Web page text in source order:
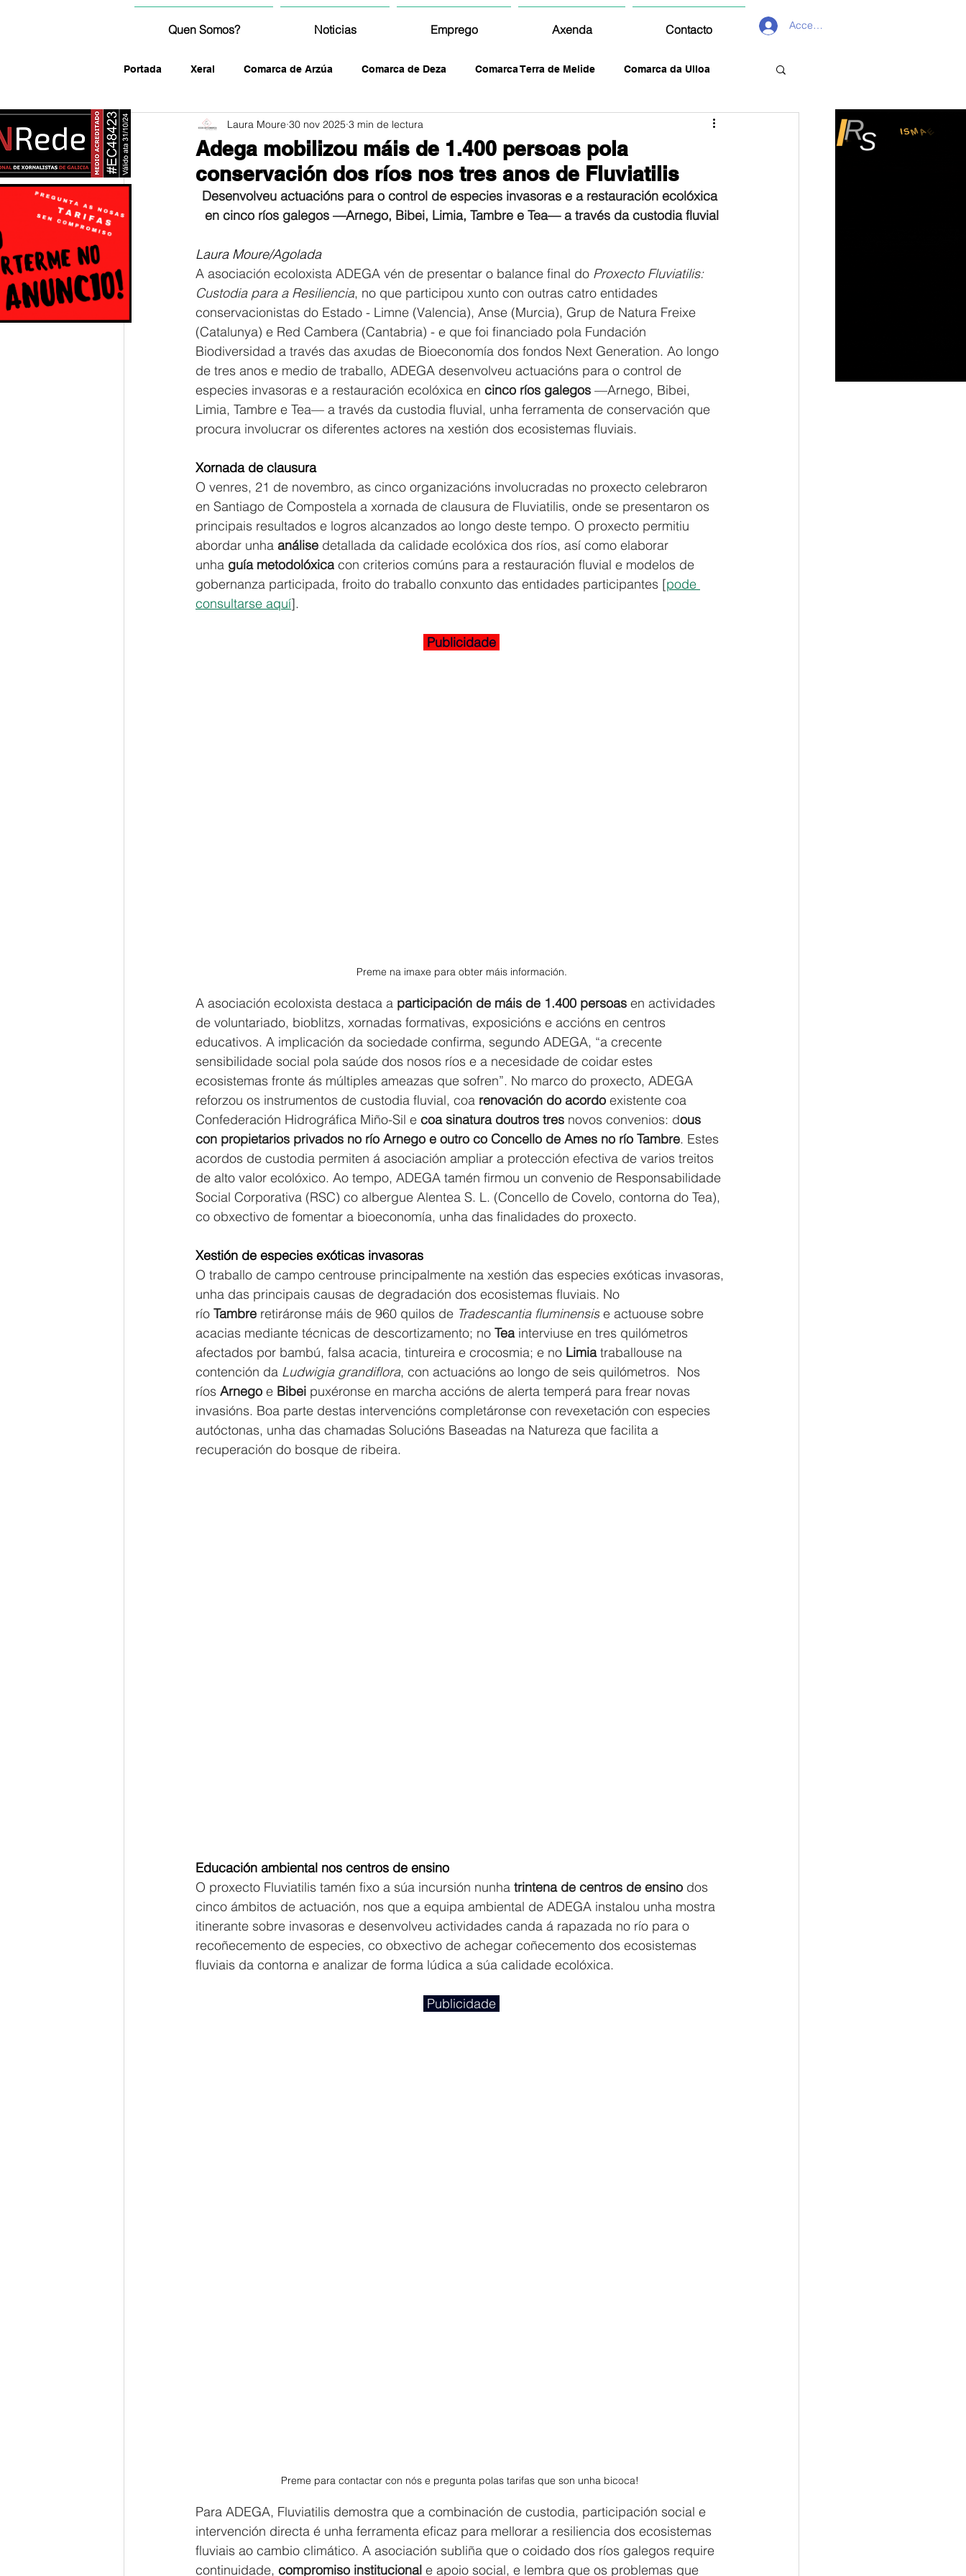
Quen Somos? Noticias Emprego Axenda Contacto Acceder
Portada Xeral Comarca de Arzúa Comarca de Deza Comarca Terra de Melide Comarca da Ulloa
fotografía
Adega mobilizou máis de 1.400 persoas pola
conservación dos ríos nos tres anos de Fluviatilis
Laura Moure 30 nov 2025 3 min de lectura
Desenvolveu actuacións para o control de especies invasoras e a restauración ecolóxica
en cinco ríos galegos —Arnego, Bibei, Limia, Tambre e Tea— a través da custodia fluvial
Laura Moure/Agolada
A asociación ecoloxista ADEGA vén de presentar o balance final do Proxecto Fluviatilis:
Custodia para a Resiliencia, no que participou xunto con outras catro entidades
conservacionistas do Estado - Limne (Valencia), Anse (Murcia), Grup de Natura Freixe
(Catalunya) e Red Cambera (Cantabria) - e que foi financiado pola Fundación
Biodiversidad a través das axudas de Bioeconomía dos fondos Next Generation. Ao longo
de tres anos e medio de traballo, ADEGA desenvolveu actuacións para o control de
especies invasoras e a restauración ecolóxica en cinco ríos galegos —Arnego, Bibei,
Limia, Tambre e Tea— a través da custodia fluvial, unha ferramenta de conservación que
procura involucrar os diferentes actores na xestión dos ecosistemas fluviais.
Xornada de clausura
O venres, 21 de novembro, as cinco organizacións involucradas no proxecto celebraron
en Santiago de Compostela a xornada de clausura de Fluviatilis, onde se presentaron os
principais resultados e logros alcanzados ao longo deste tempo. O proxecto permitiu
abordar unha análise detallada da calidade ecolóxica dos ríos, así como elaborar
unha guía metodolóxica con criterios comúns para a restauración fluvial e modelos de
gobernanza participada, froito do traballo conxunto das entidades participantes [pode
consultarse aquí].
Publicidade
Preme na imaxe para obter máis información.
A asociación ecoloxista destaca a participación de máis de 1.400 persoas en actividades
de voluntariado, bioblitzs, xornadas formativas, exposicións e accións en centros
educativos. A implicación da sociedade confirma, segundo ADEGA, “a crecente
sensibilidade social pola saúde dos nosos ríos e a necesidade de coidar estes
ecosistemas fronte ás múltiples ameazas que sofren”. No marco do proxecto, ADEGA
reforzou os instrumentos de custodia fluvial, coa renovación do acordo existente coa
Confederación Hidrográfica Miño-Sil e coa sinatura doutros tres novos convenios: dous
con propietarios privados no río Arnego e outro co Concello de Ames no río Tambre. Estes
acordos de custodia permiten á asociación ampliar a protección efectiva de varios treitos
de alto valor ecolóxico. Ao tempo, ADEGA tamén firmou un convenio de Responsabilidade
Social Corporativa (RSC) co albergue Alentea S. L. (Concello de Covelo, contorna do Tea),
co obxectivo de fomentar a bioeconomía, unha das finalidades do proxecto.
Xestión de especies exóticas invasoras
O traballo de campo centrouse principalmente na xestión das especies exóticas invasoras,
unha das principais causas de degradación dos ecosistemas fluviais. No
río Tambre retiráronse máis de 960 quilos de Tradescantia fluminensis e actuouse sobre
acacias mediante técnicas de descortizamento; no Tea interviuse en tres quilómetros
afectados por bambú, falsa acacia, tintureira e crocosmia; e no Limia traballouse na
contención da Ludwigia grandiflora, con actuacións ao longo de seis quilómetros.  Nos
ríos Arnego e Bibei puxéronse en marcha accións de alerta temperá para frear novas
invasións. Boa parte destas intervencións completáronse con revexetación con especies
autóctonas, unha das chamadas Solucións Baseadas na Natureza que facilita a
recuperación do bosque de ribeira.
Educación ambiental nos centros de ensino
O proxecto Fluviatilis tamén fixo a súa incursión nunha trintena de centros de ensino dos
cinco ámbitos de actuación, nos que a equipa ambiental de ADEGA instalou unha mostra
itinerante sobre invasoras e desenvolveu actividades canda á rapazada no río para o
recoñecemento de especies, co obxectivo de achegar coñecemento dos ecosistemas
fluviais da contorna e analizar de forma lúdica a súa calidade ecolóxica.
Publicidade
Preme para contactar con nós e pregunta polas tarifas que son unha bicoca!
Para ADEGA, Fluviatilis demostra que a combinación de custodia, participación social e
intervención directa é unha ferramenta eficaz para mellorar a resiliencia dos ecosistemas
fluviais ao cambio climático. A asociación subliña que o coidado dos ríos galegos require
continuidade, compromiso institucional e apoio social, e lembra que os problemas que